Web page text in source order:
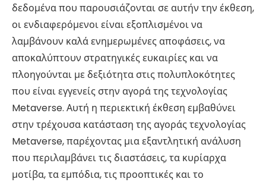
δεδομένα που παρουσιάζονται σε αυτήν την έκθεση,
οι ενδιαφερόμενοι είναι εξοπλισμένοι να
λαμβάνουν καλά ενημερωμένες αποφάσεις, να
αποκαλύπτουν στρατηγικές ευκαιρίες και να
πλοηγούνται με δεξιότητα στις πολυπλοκότητες
που είναι εγγενείς στην αγορά της τεχνολογίας
Metaverse. Αυτή η περιεκτική έκθεση εμβαθύνει
στην τρέχουσα κατάσταση της αγοράς τεχνολογίας
Metaverse, παρέχοντας μια εξαντλητική ανάλυση
που περιλαμβάνει τις διαστάσεις, τα κυρίαρχα
μοτίβα, τα εμπόδια, τις προοπτικές και το